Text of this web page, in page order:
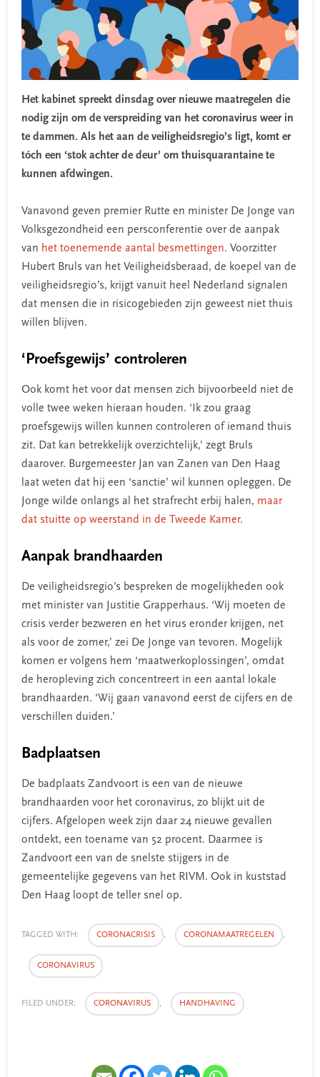
Het kabinet spreekt dinsdag over nieuwe maatregelen die
nodig zijn om de verspreiding van het coronavirus weer in
te dammen. Als het aan de veiligheidsregio’s ligt, komt er
tóch een ‘stok achter de deur’ om thuisquarantaine te
kunnen afdwingen.
Vanavond geven premier Rutte en minister De Jonge van
Volksgezondheid een persconferentie over de aanpak
van het toenemende aantal besmettingen. Voorzitter
Hubert Bruls van het Veiligheidsberaad, de koepel van de
veiligheidsregio’s, krijgt vanuit heel Nederland signalen
dat mensen die in risicogebieden zijn geweest niet thuis
willen blijven.
‘Proefsgewijs’ controleren
Ook komt het voor dat mensen zich bijvoorbeeld niet de
volle twee weken hieraan houden. ‘Ik zou graag
proefsgewijs willen kunnen controleren of iemand thuis
zit. Dat kan betrekkelijk overzichtelijk,’ zegt Bruls
daarover. Burgemeester Jan van Zanen van Den Haag
laat weten dat hij een ‘sanctie’ wil kunnen opleggen. De
Jonge wilde onlangs al het strafrecht erbij halen, maar
dat stuitte op weerstand in de Tweede Kamer.
Aanpak brandhaarden
De veiligheidsregio’s bespreken de mogelijkheden ook
met minister van Justitie Grapperhaus. ‘Wij moeten de
crisis verder bezweren en het virus eronder krijgen, net
als voor de zomer,’ zei De Jonge van tevoren. Mogelijk
komen er volgens hem ‘maatwerkoplossingen’, omdat
de heropleving zich concentreert in een aantal lokale
brandhaarden. ‘Wij gaan vanavond eerst de cijfers en de
verschillen duiden.’
Badplaatsen
De badplaats Zandvoort is een van de nieuwe
brandhaarden voor het coronavirus, zo blijkt uit de
cijfers. Afgelopen week zijn daar 24 nieuwe gevallen
ontdekt, een toename van 52 procent. Daarmee is
Zandvoort een van de snelste stijgers in de
gemeentelijke gegevens van het RIVM. Ook in kuststad
Den Haag loopt de teller snel op.
TAGGED WITH: CORONACRISIS , CORONAMAATREGELEN ,
CORONAVIRUS
FILED UNDER: CORONAVIRUS , HANDHAVING